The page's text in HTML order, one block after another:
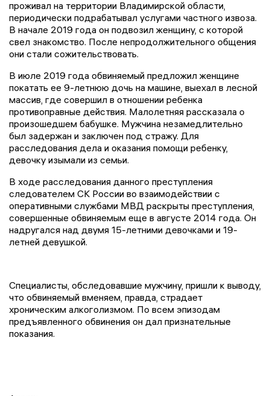
проживал на территории Владимирской области,
периодически подрабатывал услугами частного извоза.
В начале 2019 года он подвозил женщину, с которой
свел знакомство. После непродолжительного общения
они стали сожительствовать.
В июле 2019 года обвиняемый предложил женщине
покатать ее 9-летнюю дочь на машине, выехал в лесной
массив, где совершил в отношении ребенка
противоправные действия. Малолетняя рассказала о
произошедшем бабушке. Мужчина незамедлительно
был задержан и заключен под стражу. Для
расследования дела и оказания помощи ребенку,
девочку изымали из семьи.
В ходе расследования данного преступления
следователем СК России во взаимодействии с
оперативными службами МВД раскрыты преступления,
совершенные обвиняемым еще в августе 2014 года. Он
надругался над двумя 15-летними девочками и 19-
летней девушкой.
Специалисты, обследовавшие мужчину, пришли к выводу,
что обвиняемый вменяем, правда, страдает
хроническим алкоголизмом. По всем эпизодам
предъявленного обвинения он дал признательные
показания.